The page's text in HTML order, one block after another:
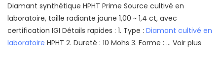
Diamant synthétique HPHT Prime Source cultivé en
laboratoire, taille radiante jaune 1,00 ~ 1,4 ct, avec
certification IGI Détails rapides : 1. Type : Diamant cultivé en
laboratoire HPHT 2. Dureté : 10 Mohs 3. Forme : ... Voir plus